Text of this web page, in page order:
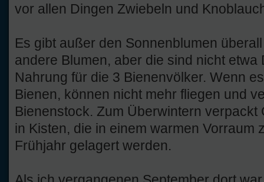
vor allen Dingen Zwiebeln und
Es gibt außer den Sonnenblumen
andere Blumen, aber die sind nicht etwa
Nahrung für die 3 Bienenvölker. Wenn
Bienen, können nicht mehr fliegen und
Bienenstock. Zum Überwintern
in Kisten, die in einem warmen Vorraum
Frühjahr gelagert werden.